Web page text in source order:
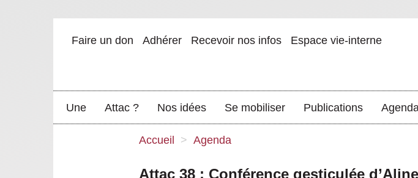
Faire un don Adhérer Recevoir nos infos Espace vie-interne
Une Attac ? Nos idées Se mobiliser Publications Agenda
Accueil > Agenda
Attac 38 : Conférence gesticulée